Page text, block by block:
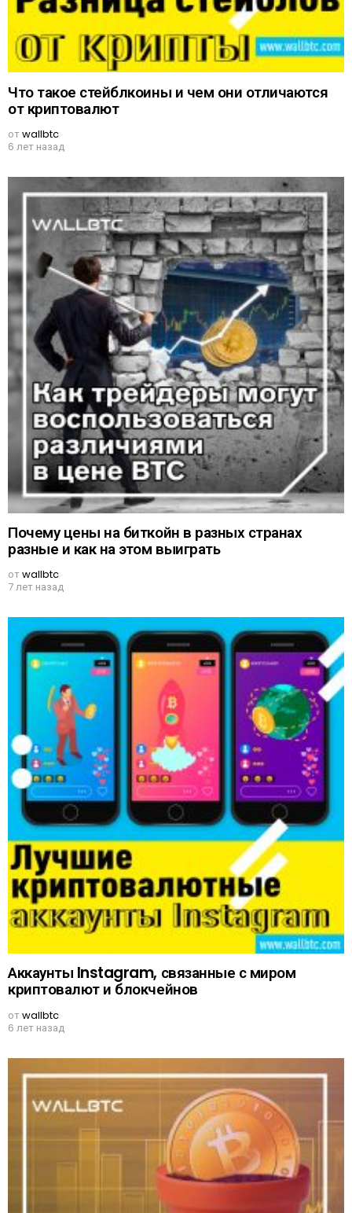
Что такое стейблкоины и чем они отличаются
от криптовалют
отwallbtc
6 лет назад
Почему цены на биткойн в разных странах
разные и как на этом выиграть
отwallbtc
7 лет назад
Аккаунты Instagram, связанные с миром
криптовалют и блокчейнов
отwallbtc
6 лет назад